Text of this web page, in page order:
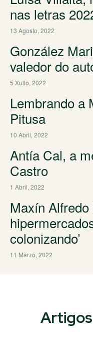
nas letras
13 Agosto, 2022
González
valedor do
5 Xullo, 2022
Lembrando a
Pitusa
10 Abril, 2022
Antía Cal, a
Castro
1 Abril, 2022
Maxín Alfredo
colonizando’
11 Marzo, 2022